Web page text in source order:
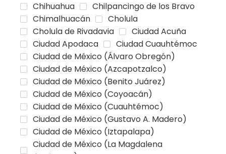
Chihuahua
Chilpancingo de los Bravo
Chimalhuacán
Cholula
Cholula de Rivadavia
Ciudad Acuña
Ciudad Apodaca
Ciudad Cuauhtémoc
Ciudad de México (Álvaro Obregón)
Ciudad de México (Azcapotzalco)
Ciudad de México (Benito Juárez)
Ciudad de México (Coyoacán)
Ciudad de México (Cuauhtémoc)
Ciudad de México (Gustavo A. Madero)
Ciudad de México (Iztapalapa)
Ciudad de México (La Magdalena